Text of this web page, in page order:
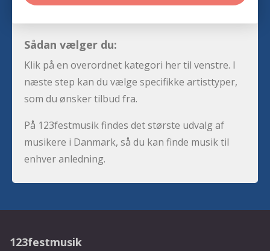
Sådan vælger du:
Klik på en overordnet kategori her til venstre. I
næste step kan du vælge specifikke artisttyper,
som du ønsker tilbud fra.
På 123festmusik findes det største udvalg af
musikere i Danmark, så du kan finde musik til
enhver anledning.
123festmusik